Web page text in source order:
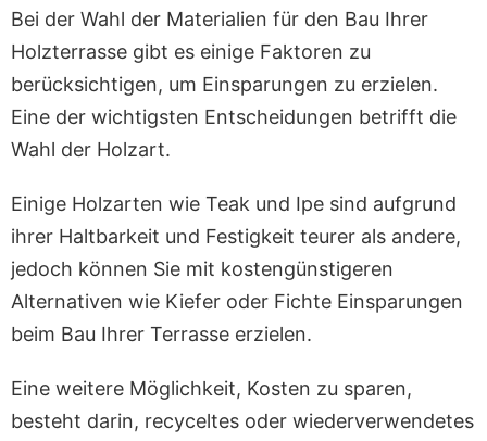
Bei der Wahl der Materialien für den Bau Ihrer
Holzterrasse gibt es einige Faktoren zu
berücksichtigen, um Einsparungen zu erzielen.
Eine der wichtigsten Entscheidungen betrifft die
Wahl der Holzart.
Einige Holzarten wie Teak und Ipe sind aufgrund
ihrer Haltbarkeit und Festigkeit teurer als andere,
jedoch können Sie mit kostengünstigeren
Alternativen wie Kiefer oder Fichte Einsparungen
beim Bau Ihrer Terrasse erzielen.
Eine weitere Möglichkeit, Kosten zu sparen,
besteht darin, recyceltes oder wiederverwendetes